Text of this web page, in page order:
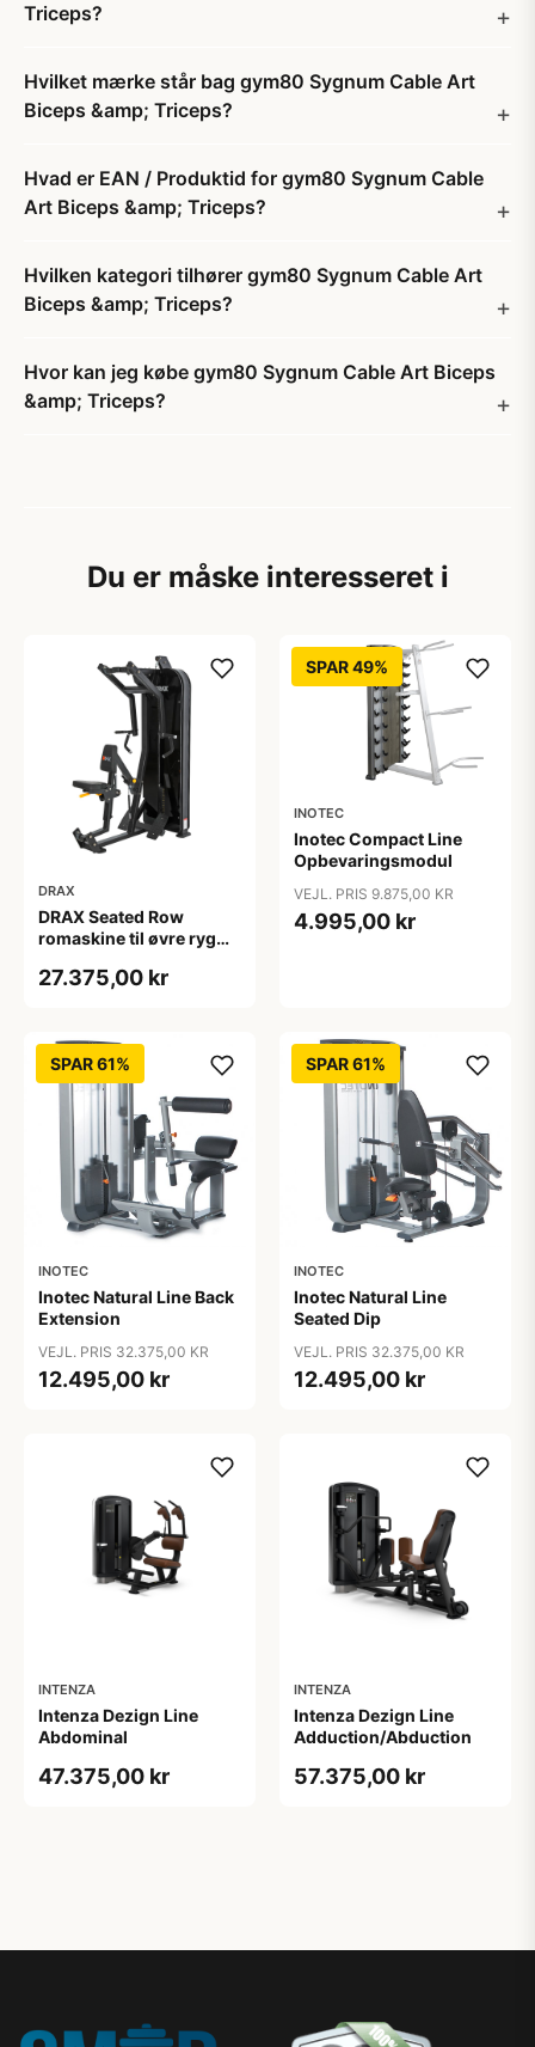
Triceps?
Hvilket mærke står bag gym80 Sygnum Cable Art
Biceps &amp; Triceps?
Hvad er EAN / Produktid for gym80 Sygnum Cable
Art Biceps &amp; Triceps?
Hvilken kategori tilhører gym80 Sygnum Cable Art
Biceps &amp; Triceps?
Hvor kan jeg købe gym80 Sygnum Cable Art Biceps
&amp; Triceps?
Du er måske interesseret i
DRAX
DRAX Seated Row
romaskine til øvre ryg
vægtmagasin
27.375,00 kr
SPAR 49%
INOTEC
Inotec Compact Line
Opbevaringsmodul
VEJL. PRIS 9.875,00 KR
4.995,00 kr
SPAR 61%
INOTEC
Inotec Natural Line Back
Extension
VEJL. PRIS 32.375,00 KR
12.495,00 kr
SPAR 61%
INOTEC
Inotec Natural Line
Seated Dip
VEJL. PRIS 32.375,00 KR
12.495,00 kr
INTENZA
Intenza Dezign Line
Abdominal
47.375,00 kr
INTENZA
Intenza Dezign Line
Adduction/Abduction
57.375,00 kr